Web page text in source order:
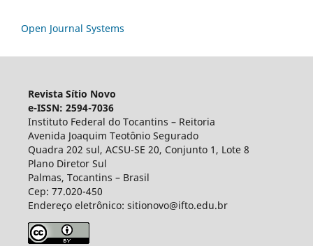
Open Journal Systems
Revista Sítio Novo
e-ISSN: 2594-7036
Instituto Federal do Tocantins – Reitoria
Avenida Joaquim Teotônio Segurado
Quadra 202 sul, ACSU-SE 20, Conjunto 1, Lote 8
Plano Diretor Sul
Palmas, Tocantins – Brasil
Cep: 77.020-450
Endereço eletrônico: sitionovo@ifto.edu.br